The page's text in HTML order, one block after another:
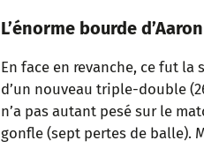
L’énorme bourde
En face en revanche, ce fut la
d’un nouveau triple-double
n’a pas autant pesé sur le
gonfle (sept pertes de balle).